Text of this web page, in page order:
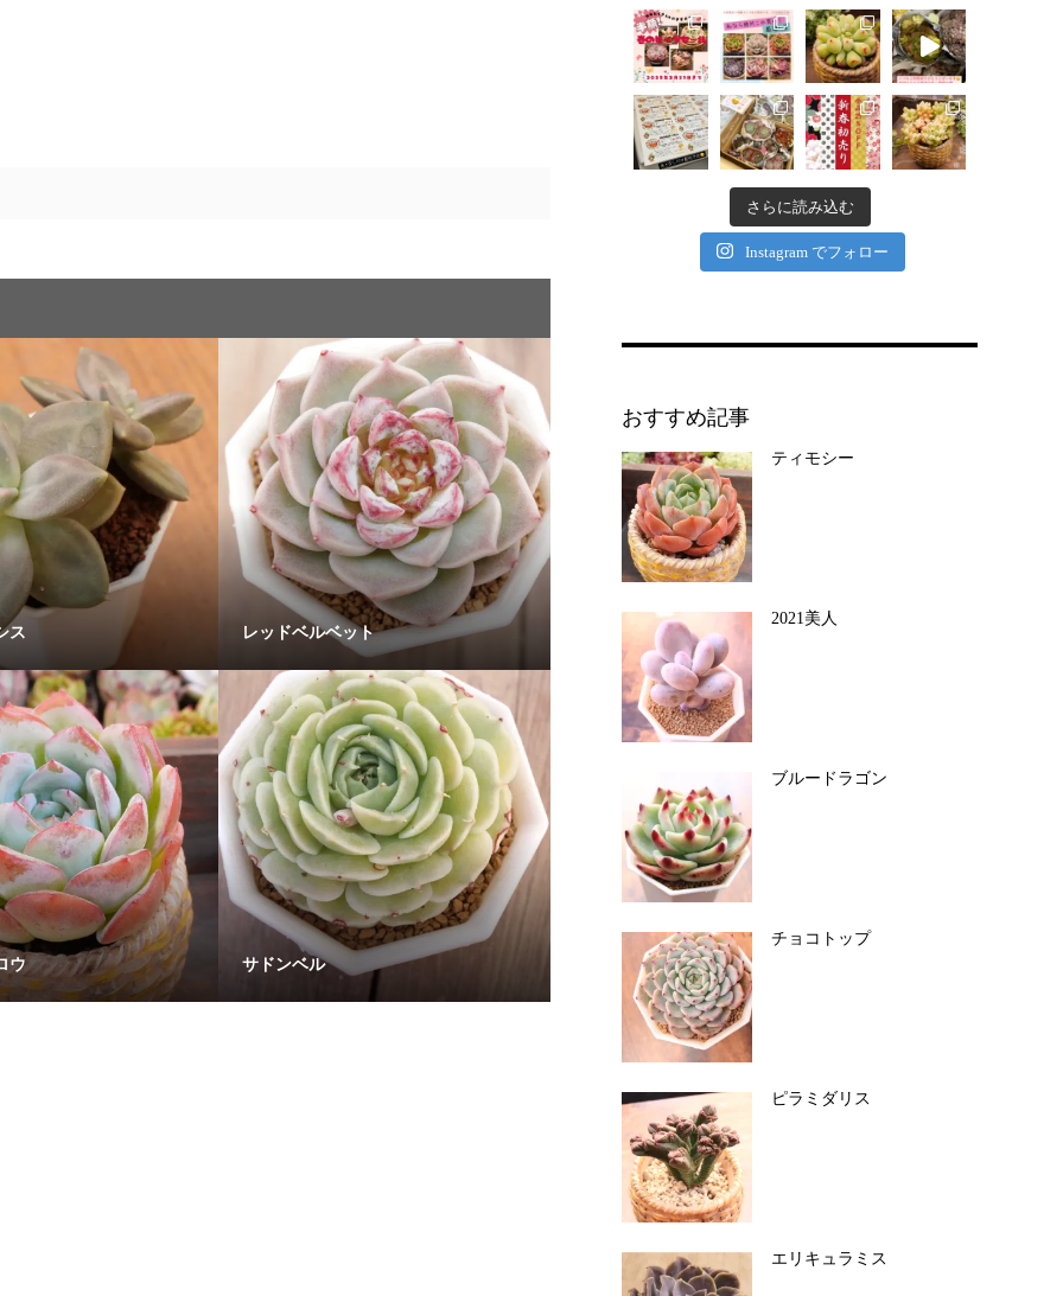
ス レッドベルベット
ウ サドンベル
さらに読み込む
Instagram でフォロー
おすすめ記事
ティモシー
2021美人
ブルードラゴン
チョコトップ
ピラミダリス
エリキュラミス